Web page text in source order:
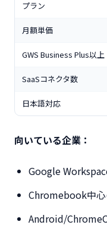
プラン
月額単価
GWS Business Plus以上
SaaSコネクタ数
日本語対応
向いている企業：
Google
Chromebook中
Android/